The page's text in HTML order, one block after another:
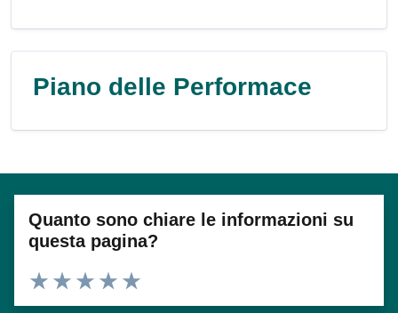
Piano delle Performace
Quanto sono chiare le informazioni su
questa pagina?